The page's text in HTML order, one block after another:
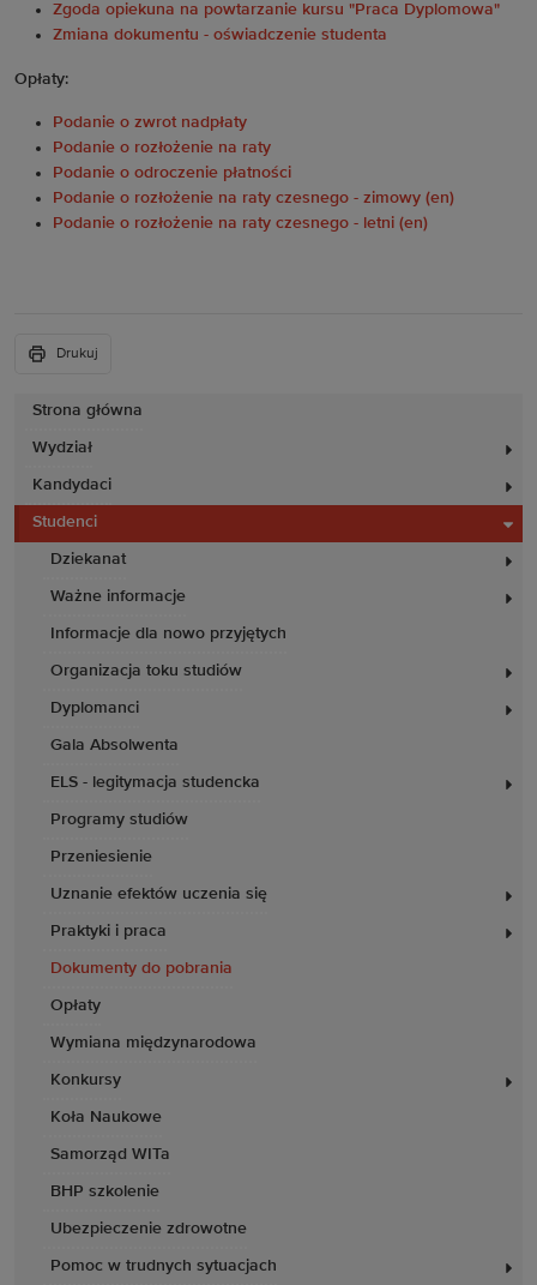
Strona główna
Wydział
Kandydaci
Studenci
Dziekanat
Ważne informacje
Informacje dla nowo przyjętych
Organizacja toku studiów
Dyplomanci
Gala Absolwenta
ELS - legitymacja studencka
Programy studiów
Przeniesienie
Uznanie efektów uczenia się
Praktyki i praca
Dokumenty do pobrania
Opłaty
Wymiana międzynarodowa
Konkursy
Koła Naukowe
Samorząd WITa
BHP szkolenie
Ubezpieczenie zdrowotne
Pomoc w trudnych sytuacjach
Zgoda opiekuna na powtarzanie kursu "Praca Dyplomowa"
Zmiana dokumentu - oświadczenie studenta
Opłaty:
Podanie o zwrot nadpłaty
Podanie o rozłożenie na raty
Podanie o odroczenie płatności
Podanie o rozłożenie na raty czesnego - zimowy (en)
Podanie o rozłożenie na raty czesnego - letni (en)
Drukuj